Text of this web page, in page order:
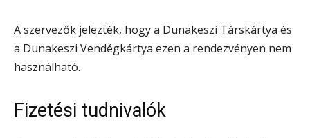
A szervezők jelezték, hogy a Dunakeszi Társkártya és
a Dunakeszi Vendégkártya ezen a rendezvényen nem
használható.
Fizetési tudnivalók